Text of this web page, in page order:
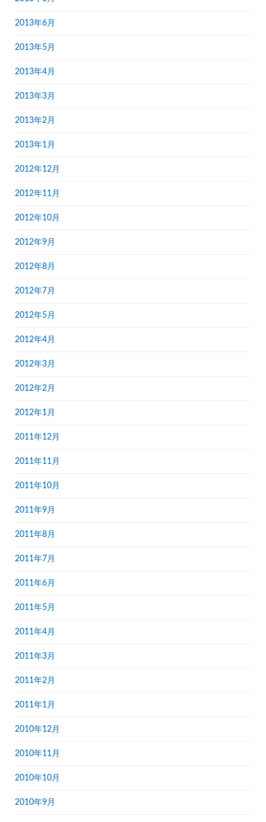
2013年6月
2013年5月
2013年4月
2013年3月
2013年2月
2013年1月
2012年12月
2012年11月
2012年10月
2012年9月
2012年8月
2012年7月
2012年5月
2012年4月
2012年3月
2012年2月
2012年1月
2011年12月
2011年11月
2011年10月
2011年9月
2011年8月
2011年7月
2011年6月
2011年5月
2011年4月
2011年3月
2011年2月
2011年1月
2010年12月
2010年11月
2010年10月
2010年9月